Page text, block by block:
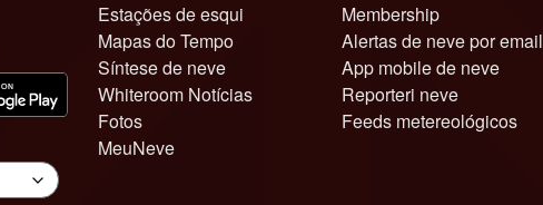
Estações de esqui
Mapas do Tempo
Síntese de neve
Whiteroom Notícias
Fotos
MeuNeve
Membership
Alertas de neve por email
App mobile de neve
Reporteri neve
Feeds metereológicos